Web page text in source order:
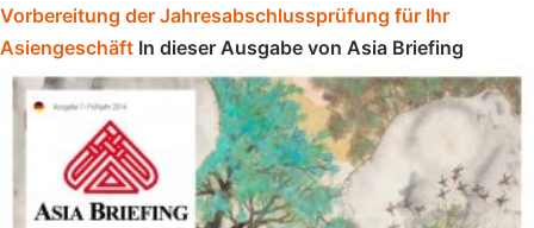
Vorbereitung der Jahresabschlussprüfung für Ihr
Asiengeschäft In dieser Ausgabe von Asia Briefing